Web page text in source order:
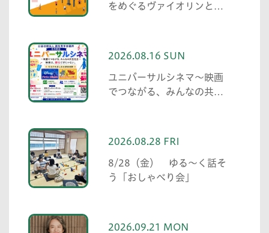
をめぐるヴァイオリンとピ
2026.08.16 SUN
ユニバーサルシネマ～映画
でつながる、みんなの共生
2026.08.28 FRI
8/28（金） ゆる〜く話そ
う「おしゃべり会」
2026.09.21 MON